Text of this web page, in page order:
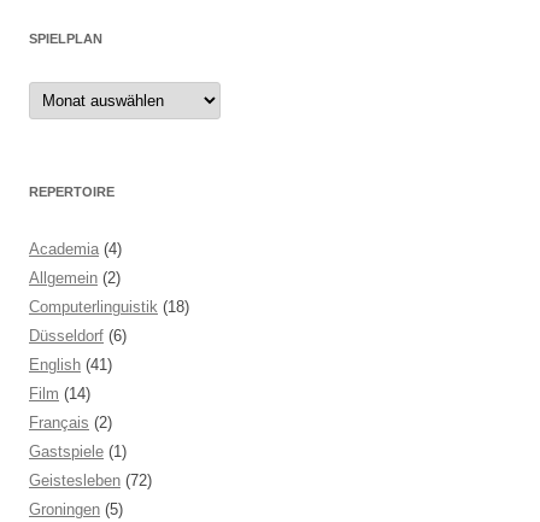
SPIELPLAN
Spielplan
REPERTOIRE
Academia (4)
Allgemein (2)
Computerlinguistik (18)
Düsseldorf (6)
English (41)
Film (14)
Français (2)
Gastspiele (1)
Geistesleben (72)
Groningen (5)